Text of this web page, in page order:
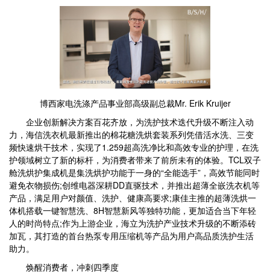
博西家电洗涤产品事业部高级副总裁Mr. Erik Kruijer
企业创新解决方案百花齐放，为洗护技术迭代升级不断注入动
力，海信洗衣机最新推出的棉花糖洗烘套装系列凭借活水洗、三变
频快速烘干技术，实现了1.259超高洗净比和高效专业的护理，在洗
护领域树立了新的标杆，为消费者带来了前所未有的体验。TCL双子
舱洗烘护集成机是集洗烘护功能于一身的“全能选手”，高效节能同时
避免衣物损伤;创维电器深耕DD直驱技术，并推出超薄全嵌洗衣机等
产品，满足用户对颜值、洗护、健康高要求;康佳主推的超薄洗烘一
体机搭载一键智慧洗、8H智慧新风等独特功能，更加适合当下年轻
人的时尚特点;作为上游企业，海立为洗护产业技术升级的不断添砖
加瓦，其打造的首台热泵专用压缩机等产品为用户高品质洗护生活
助力。
焕醒消费者，冲刺四季度